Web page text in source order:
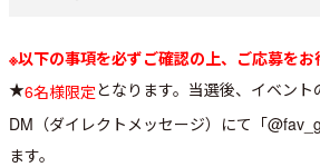
※以下の事項を必ずご確認の上、ご応募をお
★6名様限定となります。当選後、イベン
DM（ダイレクトメッセージ）にて「
ます。